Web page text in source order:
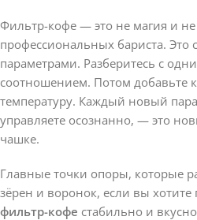
Фильтр-кофе — это не магия и
профессиональных бариста. Это
параметрами. Разберитесь с
соотношением. Потом добавьте
температуру. Каждый новый
управляете осознанно, — это
чашке.
Главные точки опоры, которые
зёрен и воронок, если вы хотите
фильтр-кофе стабильно и